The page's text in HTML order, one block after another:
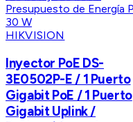
HIKVISION
Inyector PoE DS-
3E0502P-E / 1 Puerto
Gigabit PoE / 1 Puerto
Gigabit Uplink /